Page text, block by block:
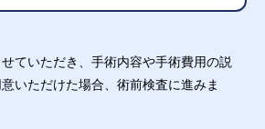
ていただき、手術内容や手術費用の説
いただけた場合、術前検査に進みま